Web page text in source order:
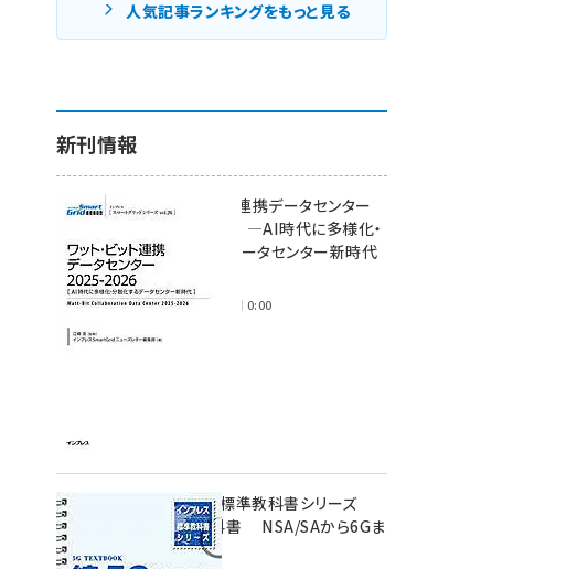
人気記事ランキングをもっと見る
新刊情報
ワット・ビット連携データセンター
2025-2026 ―AI時代に多様化・
分散化するデータセンター新時代
2025年11月28日 0:00
インプレス標準教科書シリーズ
続・5G教科書 NSA/SAから6Gま